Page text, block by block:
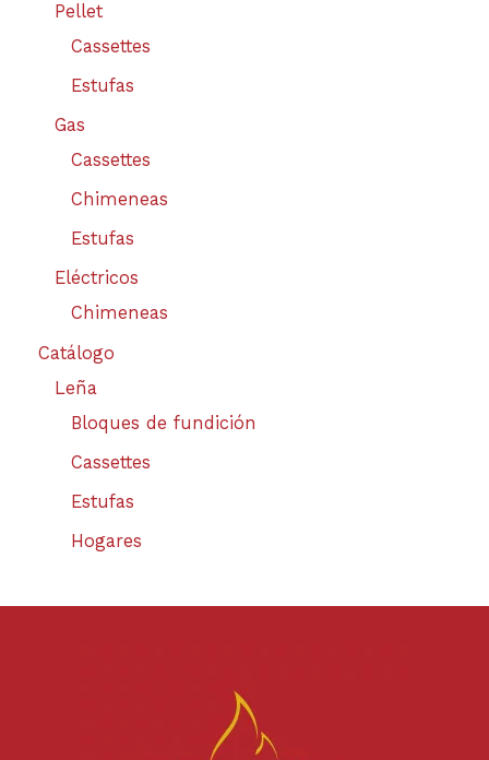
Pellet
Cassettes
Estufas
Gas
Cassettes
Chimeneas
Estufas
Eléctricos
Chimeneas
Catálogo
Leña
Bloques de fundición
Cassettes
Estufas
Hogares